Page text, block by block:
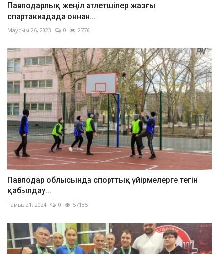
Павлодарлық жеңіл атлетшілер жазғы
спартакиадада оннан...
Маусым 26, 2023 0 2776
Павлодар облысында спорттық үйірмелерге тегін
қабылдау...
Тамыз 21, 2024 0 57185